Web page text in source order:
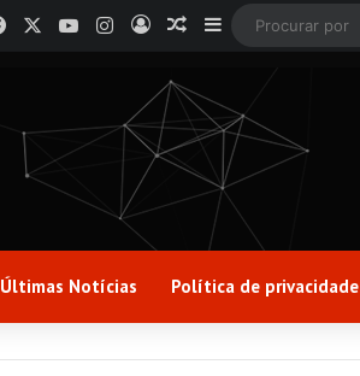
Facebook YouTubeInstagram
EntrarArtigo aleatório
Barra Lateral
Últimas Notícias Política de privacidade